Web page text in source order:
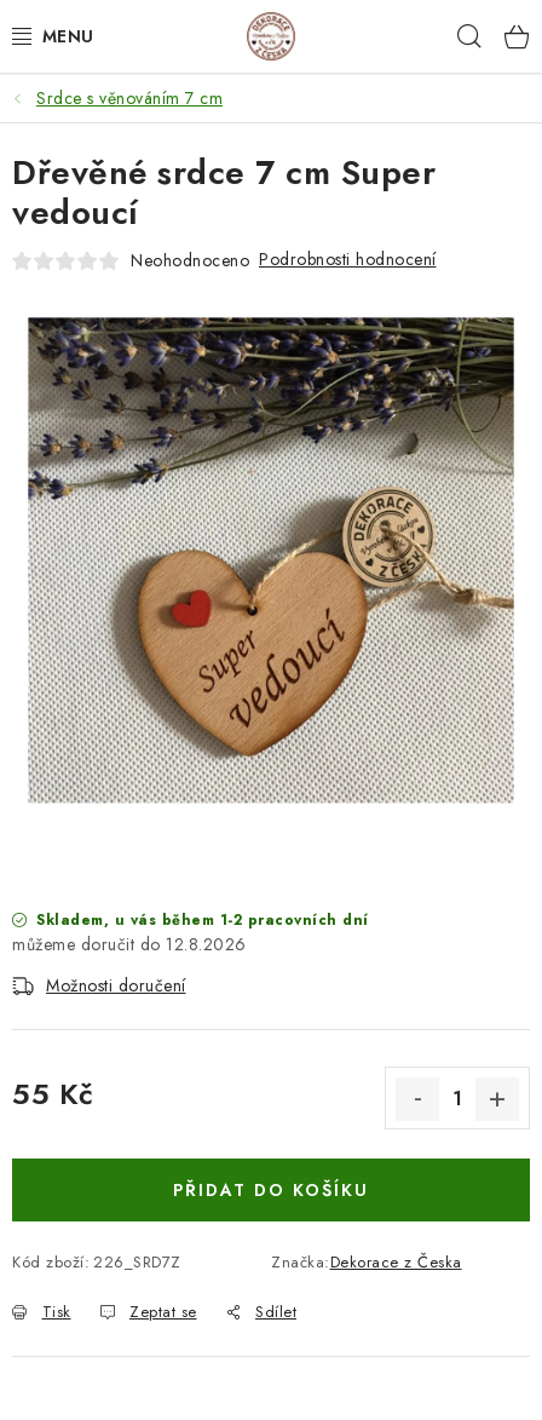
na
NEJPRODÁVANĚJŠÍ
SVATEBNÍ DARY/ DEKORACE 💍
DÁRKOVÉ BOXY A KRABIČKY
PERSONALIZOVANÉ DÁRKY ✨
DÁRKY
DŘEVĚNÉ DEKORACE
SEZÓNNÍ DEKORACE
DÁRKY Z LÁSKY
NOVINKY
🔥 AKCE A SLEVY
TIPY NA VÁNOČNÍ DÁRKY
Zakázková výroba
Spolupracujeme
Srdce s věnováním 7 cm
Skladem, u vás během 1-2 pracovních dní
12.8.2026
Možnosti doručení
55 Kč
PŘIDAT DO KOŠÍKU
Kód zboží: 226_SRD7Z Značka:Dekorace z Česka
Tisk Zeptat se Sdílet
Dřevěné srdce 7 cm Super
vedoucí
Neohodnoceno Podrobnosti hodnocení